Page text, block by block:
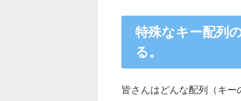
特殊なキー配列
る。
皆さんはどんな配列（キー